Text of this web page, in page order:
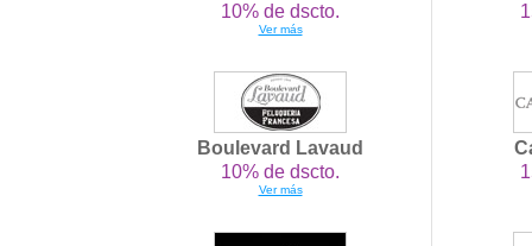
10% de dscto.
Ver más
Boulevard Lavaud
10% de dscto.
Ver más